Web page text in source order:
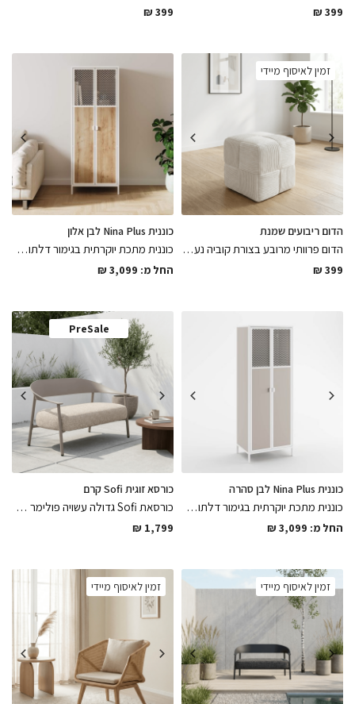
₪ 399
₪ 399
זמין לאיסוף מיידי
הדום ריבועים שמנת
הדום פרוותי מרובע בצורת קוביה נעים ונח למגע בגוון שמנת לשדרוג אלגנטי של החלל בעיצוב קווים ישרים מחולק לריבועים, לסגירת הלוק הסופי של החלל
₪ 399
כוננית Nina Plus לבן אלון
כוננית מתכת יוקרתית בגימור דלתות רשת מעויינים בשילוב עץ גוון אלון מבוקע ומתכת לבנה לאיחסון נוח בגימור מושלם
החל מ: ₪ 3,099
כוננית Nina Plus לבן סהרה
כוננית מתכת יוקרתית בגימור דלתות רשת מעויינים בשילוב עץ גוון סהרה ומתכת לבנה לאיחסון נוח בגימור מושלם
החל מ: ₪ 3,099
PreSale
כורסא זוגית Sofi קרם
כורסאת Sofi גדולה עשויה פולימר בגוון קרם קפה בשילוב כרית פוליאסטר נוחה במיוחד עמידה לתנאי חוץ למרפסת ולגינה
₪ 1,799
זמין לאיסוף מיידי זמין לאיסוף מיידי